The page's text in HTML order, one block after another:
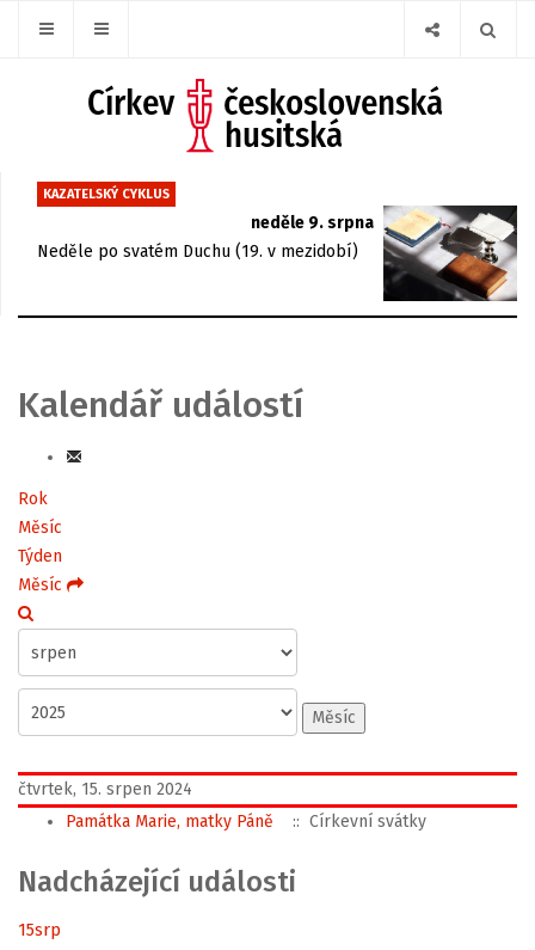
KAZATELSKÝ CYKLUS
neděle 9. srpna
Neděle po svatém Duchu (19. v mezidobí)
Kalendář událostí
Rok
Měsíc
Týden
Měsíc
Měsíc
čtvrtek, 15. srpen 2024
Památka Marie, matky Páně
:: Církevní svátky
Nadcházející události
15srp